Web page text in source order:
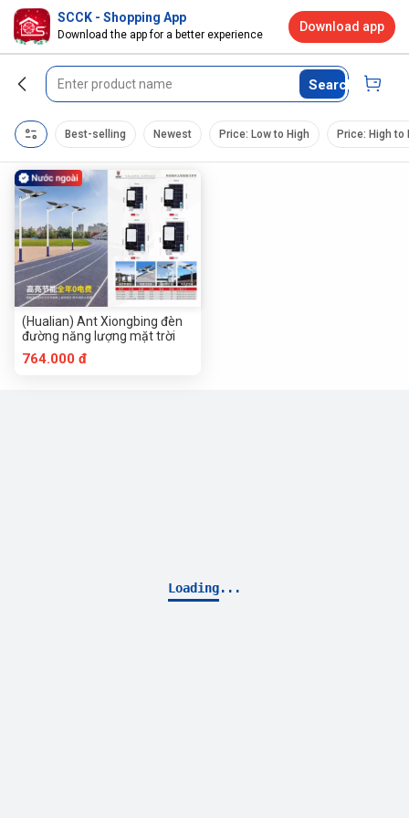
Search
Best-selling Newest Price: Low to High Price: High to
(Hualian) Ant Xiongbing đèn
đường năng lượng mặt trời
764.000 đ
SCCK - Shopping App
Download the app for a better experience
Download app